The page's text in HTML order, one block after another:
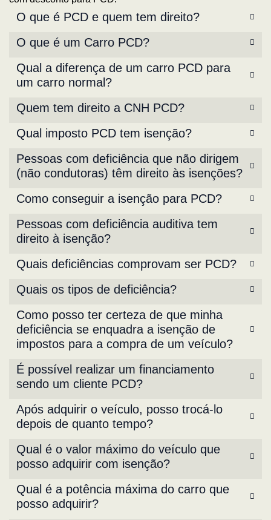
O que é PCD e quem tem direito?
O que é um Carro PCD?
Qual a diferença de um carro PCD para
um carro normal?
Quem tem direito a CNH PCD?
Qual imposto PCD tem isenção?
Pessoas com deficiência que não dirigem
(não condutoras) têm direito às isenções?
Como conseguir a isenção para PCD?
Pessoas com deficiência auditiva tem
direito à isenção?
Quais deficiências comprovam ser PCD?
Quais os tipos de deficiência?
Como posso ter certeza de que minha
deficiência se enquadra a isenção de
impostos para a compra de um veículo?
É possível realizar um financiamento
sendo um cliente PCD?
Após adquirir o veículo, posso trocá-lo
depois de quanto tempo?
Qual é o valor máximo do veículo que
posso adquirir com isenção?
Qual é a potência máxima do carro que
posso adquirir?